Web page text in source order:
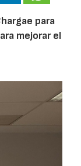
para
mejorar el